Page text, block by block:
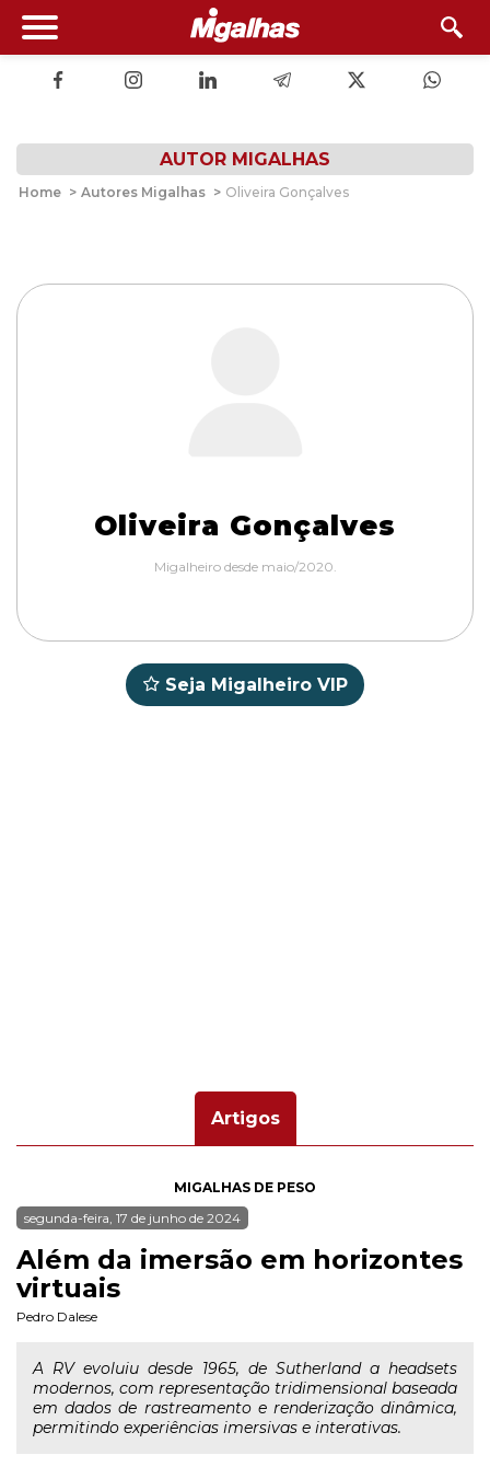
AUTOR MIGALHAS
Home > Autores Migalhas > Oliveira Gonçalves
Oliveira Gonçalves
Migalheiro desde maio/2020.
Seja Migalheiro VIP
Artigos
MIGALHAS DE PESO
segunda-feira, 17 de junho de 2024
Além da imersão em horizontes
virtuais
Pedro Dalese
A RV evoluiu desde 1965, de Sutherland a headsets
modernos, com representação tridimensional baseada
em dados de rastreamento e renderização dinâmica,
permitindo experiências imersivas e interativas.